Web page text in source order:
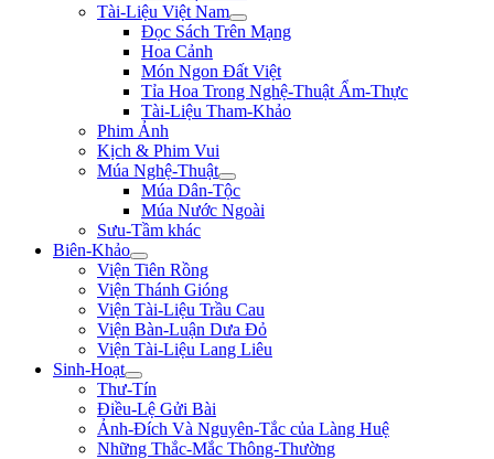
Tài-Liệu Việt Nam
Đọc Sách Trên Mạng
Hoa Cảnh
Món Ngon Đất Việt
Tỉa Hoa Trong Nghệ-Thuật Ẩm-Thực
Tài-Liệu Tham-Khảo
Phim Ảnh
Kịch & Phim Vui
Múa Nghệ-Thuật
Múa Dân-Tộc
Múa Nước Ngoài
Sưu-Tầm khác
Biên-Khảo
Viện Tiên Rồng
Viện Thánh Gióng
Viện Tài-Liệu Trầu Cau
Viện Bàn-Luận Dưa Đỏ
Viện Tài-Liệu Lang Liêu
Sinh-Hoạt
Thư-Tín
Điều-Lệ Gửi Bài
Ảnh-Đích Và Nguyên-Tắc của Làng Huệ
Những Thắc-Mắc Thông-Thường